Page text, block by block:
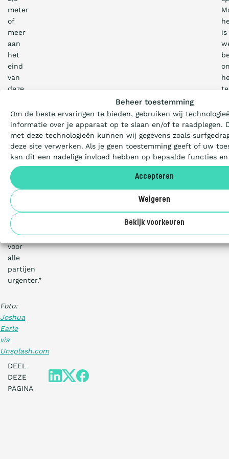
Beheer toestemming
Om de beste ervaringen te bieden, gebruiken wij
informatie over je apparaat op te slaan en/of te raadplegen.
met deze technologieën kunnen wij gegevens zoals
deze site verwerken. Als je geen toestemming geeft of uw
kan dit een nadelige invloed hebben op bepaalde functies
Accepteren
Weigeren
Bekijk voorkeuren
meter
of
meer
aan
het
eind
van
deze
dan
liggen
steden
als
New
York
onder
water.
Daardoor
wordt
het
klimaatprobleem
voor
alle
partijen
urgenter.”
is
te
Foto:
Joshua
Earle
via
Unsplash.com
DEEL
DEZE
PAGINA
Wat is de Ladder?
Certificeren
Aanbesteden
Deelnemers
Over ons